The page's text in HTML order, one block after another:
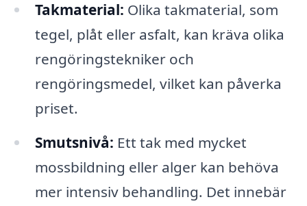
Takmaterial: Olika takmaterial, som
tegel, plåt eller asfalt, kan kräva olika
rengöringstekniker och
rengöringsmedel, vilket kan påverka
priset.
Smutsnivå: Ett tak med mycket
mossbildning eller alger kan behöva
mer intensiv behandling. Det innebär